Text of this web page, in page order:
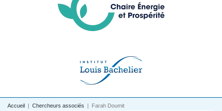
Accueil | Chercheurs associés | Farah Doumit